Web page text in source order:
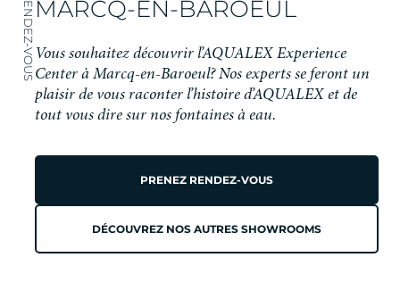
MARCQ-EN-BAROEUL
Vous souhaitez découvrir l’AQUALEX Experience
Center à Marcq-en-Baroeul? Nos experts se feront un
plaisir de vous raconter l’histoire d’AQUALEX et de
tout vous dire sur nos fontaines à eau.
PRENEZ RENDEZ-VOUS
DÉCOUVREZ NOS AUTRES SHOWROOMS